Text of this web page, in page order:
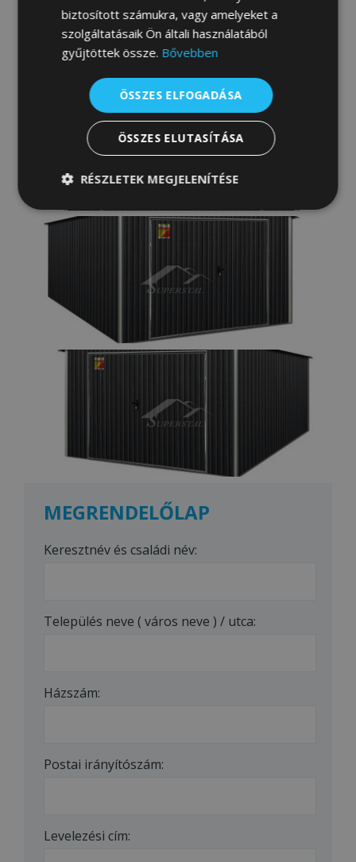
MEGRENDELŐLAP
Keresztnév és családi név:
Település neve ( város neve ) / utca:
Házszám:
Postai irányítószám:
Levelezési cím:
biztosított számukra, vagy amelyeket a
szolgáltatásaik Ön általi használatából
gyűjtöttek össze. Bővebben
ÖSSZES ELFOGADÁSA
ÖSSZES ELUTASÍTÁSA
RÉSZLETEK MEGJELENÍTÉSE
Elengedhetetlenül
szükséges
Teljesítmény
Funkcionalitás
Besorolatlan